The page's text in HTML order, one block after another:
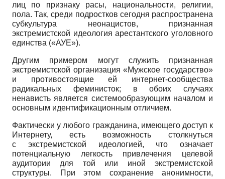
лиц по признаку расы, национальности, религии,
пола. Так, среди подростков сегодня распространена
субкультура неонацистов, признанная
экстремистской идеология арестантского уголовного
единства («АУЕ»).
Другим примером могут служить признанная
экстремистской организация «Мужское государство»
и противостоящие ей интернет-сообщества
радикальных феминисток; в обоих случаях
ненависть является системообразующим началом и
основным идентификационным отличием.
Фактически у любого гражданина, имеющего доступ к
Интернету, есть возможность столкнуться
с экстремистской идеологией, что означает
потенциальную легкость привлечения целевой
аудитории для той или иной экстремистской
структуры. При этом сохранение анонимности,